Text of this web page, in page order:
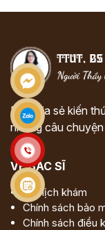
Nơi chia sẻ kiến
những câu
VỀ BÁC SĨ
Đặt lịch khám
Chính sách bảo
Chính sách điều